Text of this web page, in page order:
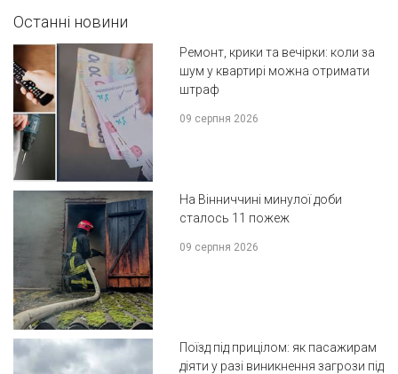
Останні новини
Ремонт, крики та вечірки: коли за
шум у квартирі можна отримати
штраф
09 серпня 2026
На Вінниччині минулої доби
сталось 11 пожеж
09 серпня 2026
Поїзд під прицілом: як пасажирам
діяти у разі виникнення загрози під